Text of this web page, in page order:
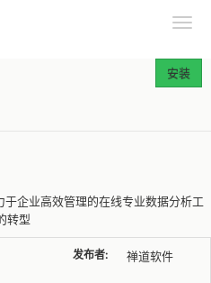
安装
企业高效管理的在线专业数据分析工
转型
发布者: 禅道软件